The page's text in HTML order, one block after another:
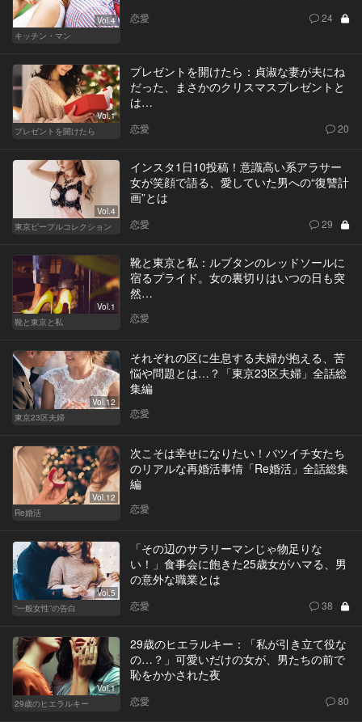
Vol.4
キッチン・マン
恋愛 24
Vol.1
プレゼントを開けたら
プレゼントを開けたら：貞淑な妻が夫にね
だった、まさかのクリスマスプレゼントと
は…
恋愛 20
Vol.4
東京ピープルコレクション
インスタ1日10投稿！意識高い系アラサー
女が笑顔で語る、愛していた男への“復讐計
画”とは
恋愛 29
Vol.1
靴と東京と私
靴と東京と私：ルブタンのレッドソールに
宿るプライド。女の裏切りはいつの日も突
然…
恋愛
Vol.12
東京23区夫婦
それぞれの区に生息する夫婦が抱える、苦
悩や問題とは…？「東京23区夫婦」全話総
集編
恋愛
Vol.12
Re婚活
次こそは幸せになりたい！バツイチ女たち
のリアルな再婚活事情「Re婚活」全話総集
編
恋愛
Vol.5
“一般女性”の告白
「その辺のサラリーマンじゃ物足りな
い！」食事会に飽きた25歳女がハマる、男
の意外な職業とは
恋愛 38
Vol.1
29歳のヒエラルキー
29歳のヒエラルキー：「私が引き立て役な
の…？」可愛いだけの女が、男たちの前で
恥をかかされた夜
恋愛 80